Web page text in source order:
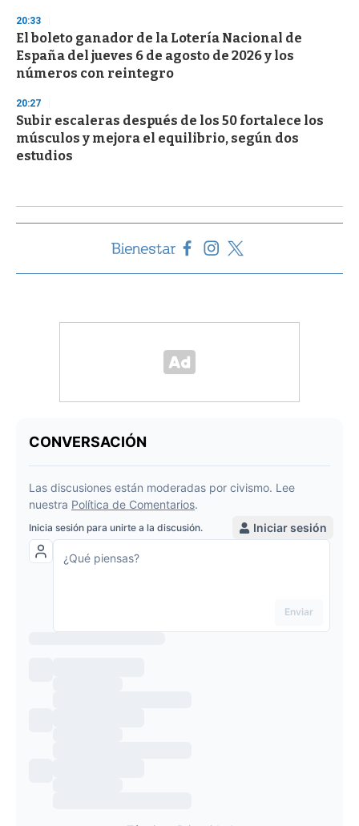
20:33
El boleto ganador de la Lotería Nacional de
España del jueves 6 de agosto de 2026 y los
números con reintegro
20:27
Subir escaleras después de los 50 fortalece los
músculos y mejora el equilibrio, según dos
estudios